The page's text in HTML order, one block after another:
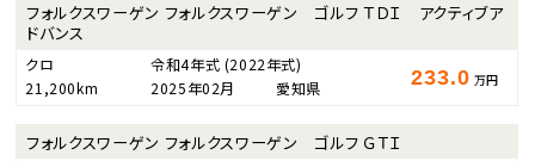
フォルクスワーゲン フォルクスワーゲン ゴルフ ＴＤＩ アクティブア
ドバンス
クロ 令和4年式 (2022年式)
21,200km
2025年02月 愛知県 233.0 万円
フォルクスワーゲン フォルクスワーゲン ゴルフ ＧＴＩ